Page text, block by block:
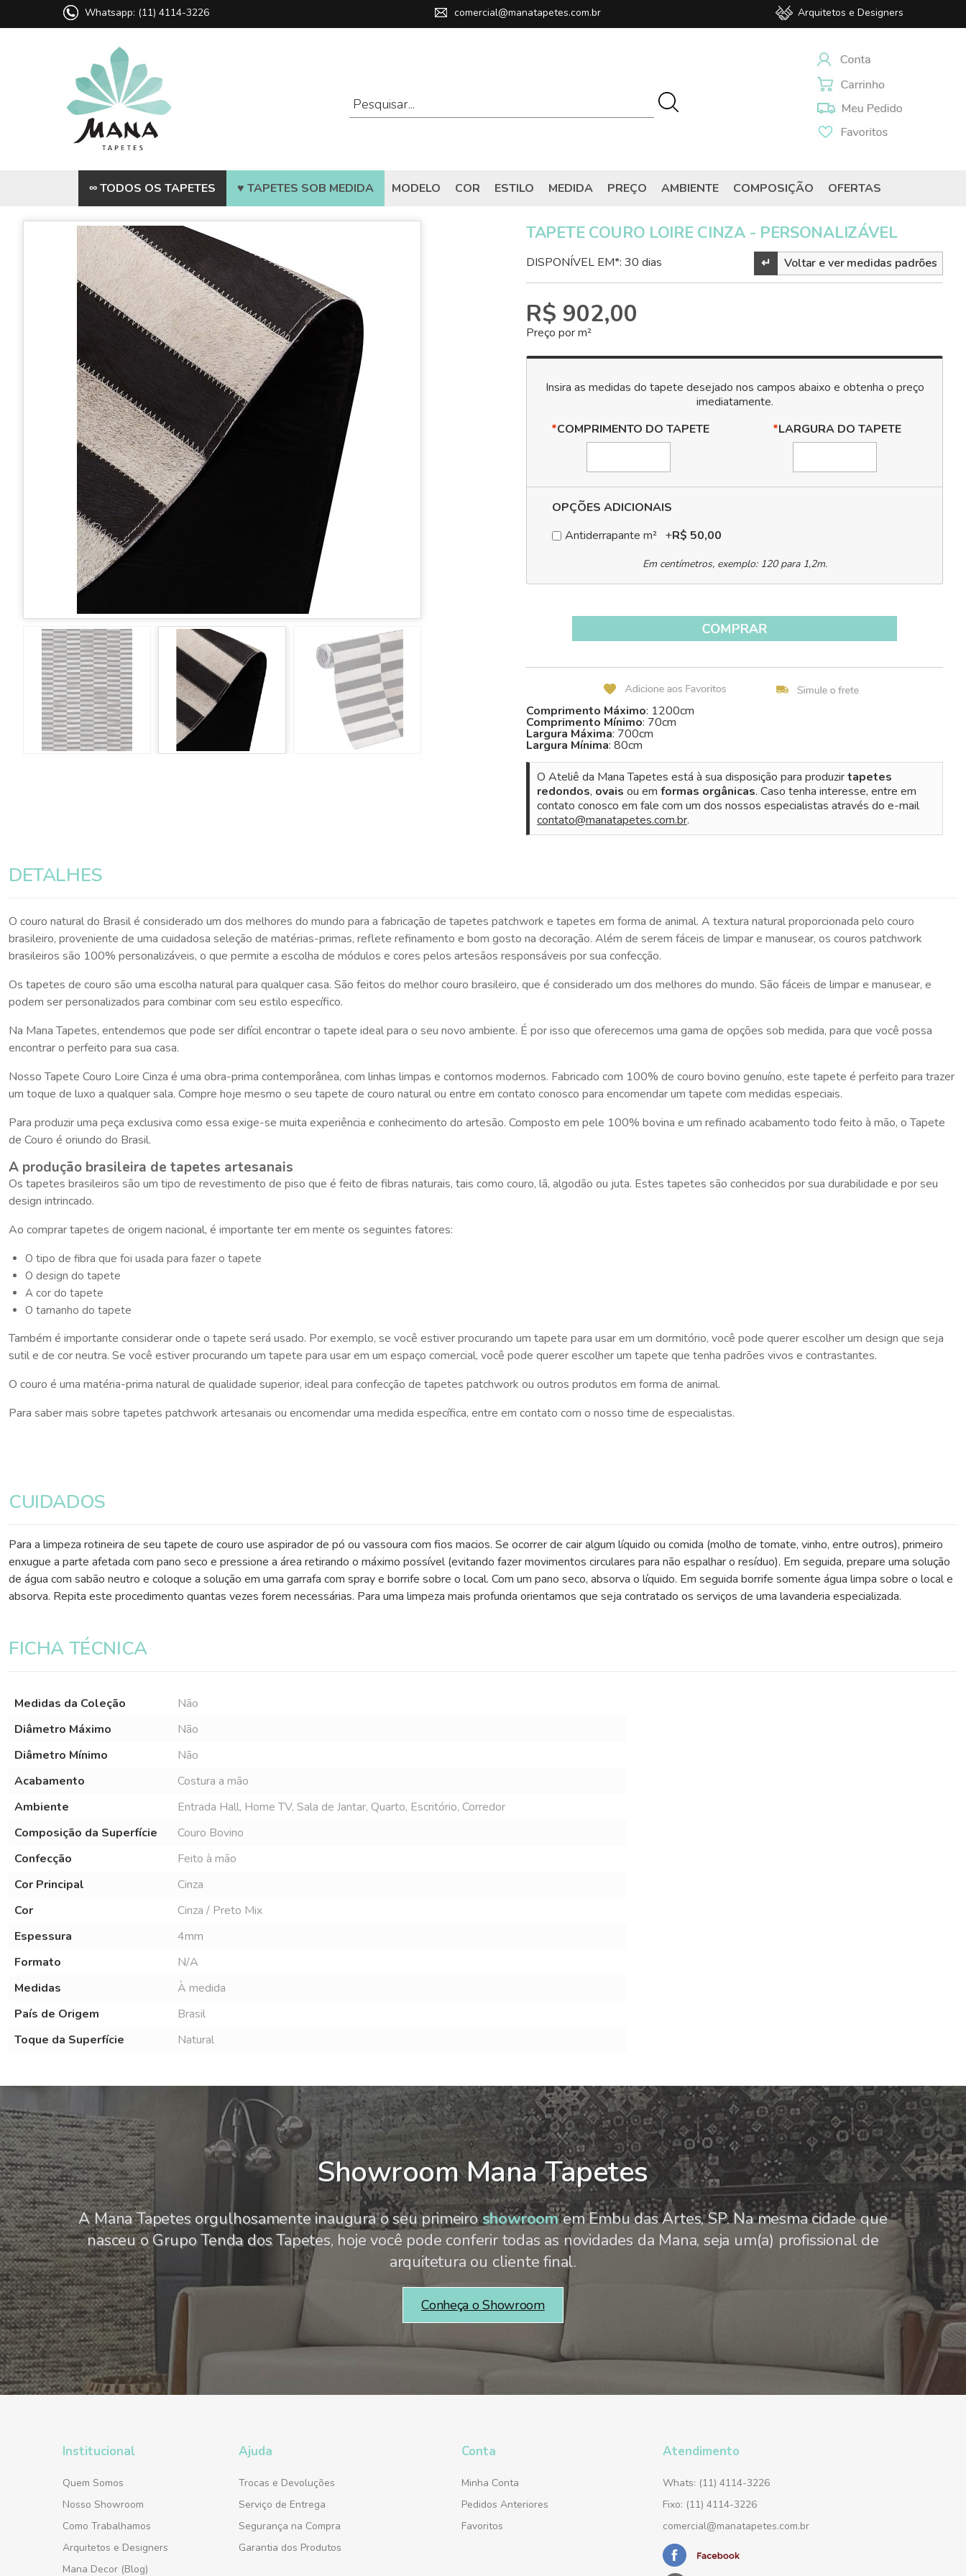
Whatsapp: (11) 4114-3226 comercial@manatapetes.com.br Arquitetos e Designers
∞ TODOS OS TAPETES ♥ TAPETES SOB MEDIDA MODELO COR ESTILO MEDIDA PREÇO AMBIENTE COMPOSIÇÃO OFERTAS
TAPETE COURO LOIRE CINZA - PERSONALIZÁVEL
DISPONÍVEL EM*: 30 dias ↵ Voltar e ver medidas padrões
R$ 902,00
Preço por m²
*COMPRIMENTO DO TAPETE *LARGURA DO TAPETE
OPÇÕES ADICIONAIS
Antiderrapante m² +R$ 50,00
Comprimento Máximo: 1200cm
Comprimento Mínimo: 70cm
Largura Máxima: 700cm
Largura Mínima: 80cm
O Ateliê da Mana Tapetes está à sua disposição para produzirtapetes
redondos, ovais ou em formas orgânicas. Caso tenha interesse, entre em
contato conosco em fale com um dos nossos especialistas através do e-mail
contato@manatapetes.com.br.
DETALHES
O couro natural do Brasil é considerado um dos melhores do mundo para a fabricação de tapetes patchwork e tapetes em forma de animal. A textura natural proporcionada pelo couro
brasileiro, proveniente de uma cuidadosa seleção de matérias-primas, reflete refinamento e bom gosto na decoração. Além de serem fáceis de limpar e manusear, os couros patchwork
brasileiros são 100% personalizáveis, o que permite a escolha de módulos e cores pelos artesãos responsáveis por sua confecção.
Os tapetes de couro são uma escolha natural para qualquer casa. São feitos do melhor couro brasileiro, que é considerado um dos melhores do mundo. São fáceis de limpar e manusear, e
podem ser personalizados para combinar com seu estilo específico.
Na Mana Tapetes, entendemos que pode ser difícil encontrar o tapete ideal para o seu novo ambiente. É por isso que oferecemos uma gama de opções sob medida, para que você possa
encontrar o perfeito para sua casa.
Nosso Tapete Couro Loire Cinza é uma obra-prima contemporânea, com linhas limpas e contornos modernos. Fabricado com 100% de couro bovino genuíno, este tapete é perfeito para trazer
um toque de luxo a qualquer sala. Compre hoje mesmo o seu tapete de couro natural ou entre em contato conosco para encomendar um tapete com medidas especiais.
Para produzir uma peça exclusiva como essa exige-se muita experiência e conhecimento do artesão. Composto em pele 100% bovina e um refinado acabamento todo feito à mão, o Tapete
de Couro é oriundo do Brasil.
A produção brasileira de tapetes artesanais
Os tapetes brasileiros são um tipo de revestimento de piso que é feito de fibras naturais, tais como couro, lã, algodão ou juta. Estes tapetes são conhecidos por sua durabilidade e por seu
design intrincado.
Ao comprar tapetes de origem nacional, é importante ter em mente os seguintes fatores:
O tipo de fibra que foi usada para fazer o tapete
O design do tapete
A cor do tapete
O tamanho do tapete
Também é importante considerar onde o tapete será usado. Por exemplo, se você estiver procurando um tapete para usar em um dormitório, você pode querer escolher um design que seja
sutil e de cor neutra. Se você estiver procurando um tapete para usar em um espaço comercial, você pode querer escolher um tapete que tenha padrões vivos e contrastantes.
O couro é uma matéria-prima natural de qualidade superior, ideal para confecção de tapetes patchwork ou outros produtos em forma de animal.
Para saber mais sobre tapetes patchwork artesanais ou encomendar uma medida específica, entre em contato com o nosso time de especialistas.
CUIDADOS
Para a limpeza rotineira de seu tapete de couro use aspirador de pó ou vassoura com fios macios. Se ocorrer de cair algum líquido ou comida (molho de tomate, vinho, entre outros), primeiro
enxugue a parte afetada com pano seco e pressione a área retirando o máximo possível (evitando fazer movimentos circulares para não espalhar o resíduo). Em seguida, prepare uma solução
de água com sabão neutro e coloque a solução em uma garrafa com spray e borrife sobre o local. Com um pano seco, absorva o líquido. Em seguida borrife somente água limpa sobre o local e
absorva. Repita este procedimento quantas vezes forem necessárias. Para uma limpeza mais profunda orientamos que seja contratado os serviços de uma lavanderia especializada.
FICHA TÉCNICA
Medidas da Coleção
Não
Diâmetro Máximo
Não
Diâmetro Mínimo
Não
Acabamento
Costura a mão
Ambiente
Entrada Hall, Home TV, Sala de Jantar, Quarto, Escritório, Corredor
Composição da Superfície
Couro Bovino
Confecção
Feito à mão
Cor Principal
Cinza
Cor
Cinza / Preto Mix
Espessura
4mm
Formato
N/A
Medidas
À medida
País de Origem
Brasil
Toque da Superfície
Natural
Showroom Mana Tapetes
A Mana Tapetes orgulhosamente inaugura o seu primeiroshowroomem Embu das Artes, SP. Na mesma cidade que
nasceu o Grupo Tenda dos Tapetes, hoje você pode conferir todas as novidades da Mana, seja um(a) profissional de
arquitetura ou cliente final.
Conheça o Showroom
Institucional
Quem Somos
Nosso Showroom
Como Trabalhamos
Arquitetos e Designers
Mana Decor (Blog)
Ajuda
Trocas e Devoluções
Serviço de Entrega
Segurança na Compra
Garantia dos Produtos
Conta
Minha Conta
Pedidos Anteriores
Favoritos
Atendimento
Whats: (11) 4114-3226
Fixo: (11) 4114-3226
comercial@manatapetes.com.br